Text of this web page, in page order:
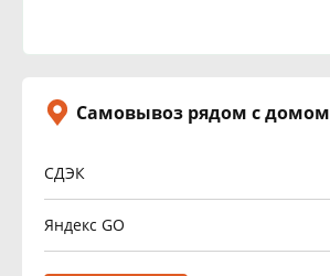
Самовывоз рядом с домом
СДЭК
Яндекс GO